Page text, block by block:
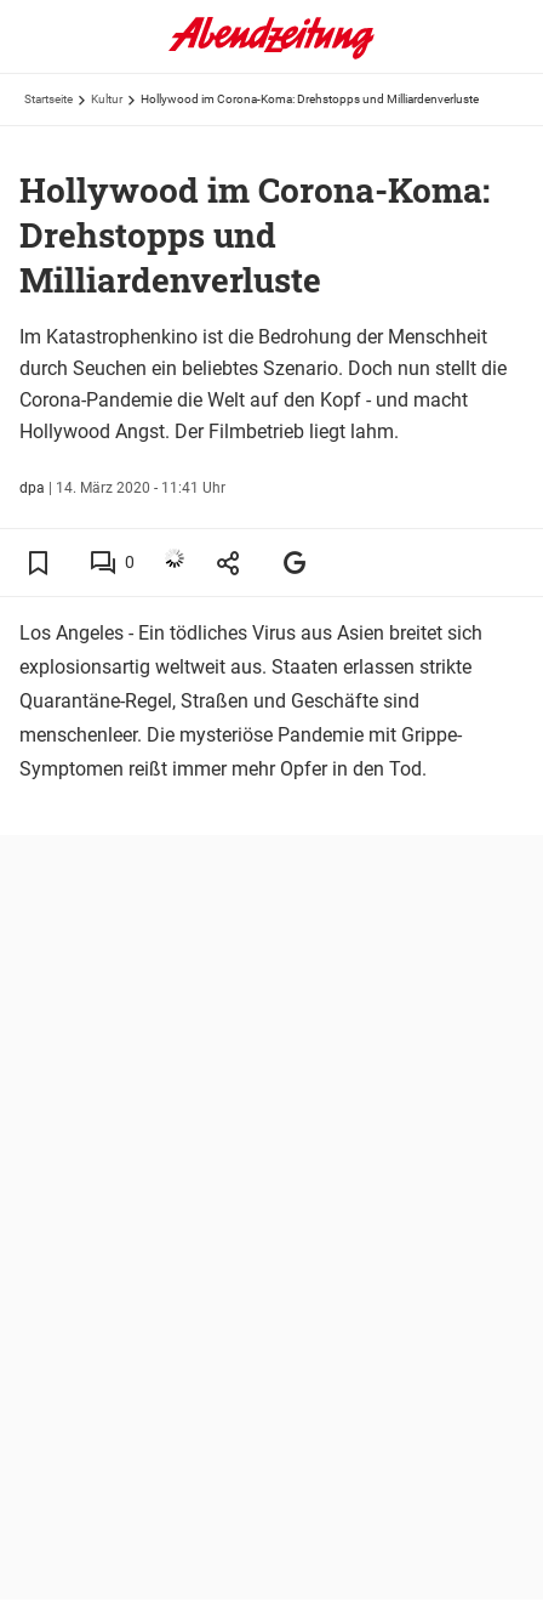
Startseite Kultur Hollywood im Corona-Koma: Drehstopps und Milliardenverluste
Hollywood im Corona-Koma:
Drehstopps und
Milliardenverluste
Im Katastrophenkino ist die Bedrohung der Menschheit
durch Seuchen ein beliebtes Szenario. Doch nun stellt die
Corona-Pandemie die Welt auf den Kopf - und macht
Hollywood Angst. Der Filmbetrieb liegt lahm.
dpa | 14. März 2020 - 11:41 Uhr
0
Los Angeles - Ein tödliches Virus aus Asien breitet sich
explosionsartig weltweit aus. Staaten erlassen strikte
Quarantäne-Regel, Straßen und Geschäfte sind
menschenleer. Die mysteriöse Pandemie mit Grippe-
Symptomen reißt immer mehr Opfer in den Tod.